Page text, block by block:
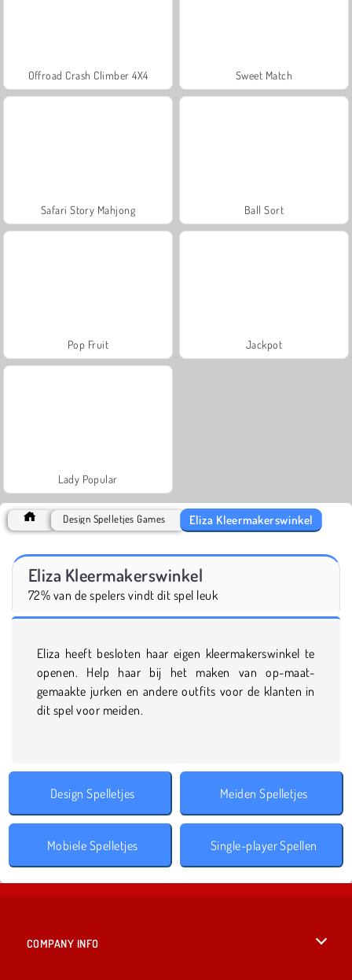
Offroad Crash Climber 4X4 Sweet Match
Safari Story Mahjong Ball Sort
Pop Fruit Jackpot
Lady Popular
Design Spelletjes Games Eliza Kleermakerswinkel
Eliza Kleermakerswinkel
72% van de spelers vindt dit spel leuk
Eliza heeft besloten haar eigen kleermakerswinkel te
openen. Help haar bij het maken van op-maat-
gemaakte jurken en andere outfits voor de klanten in
dit spel voor meiden.
Design Spelletjes Meiden Spelletjes
Mobiele Spelletjes Single-player Spellen
COMPANY INFO